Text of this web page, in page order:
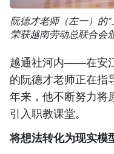
阮德才老师（左一）的
荣获越南劳动总联合会
越通社河内——在安
的阮德才老师正在指
年来，他不断努力将
引入职教课堂。
将想法转化为现实模